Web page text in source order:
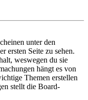
unter den
ersten Seite zu sehen.
weswegen du sie
hängt es von
Themen erstellen
stellt die Board-